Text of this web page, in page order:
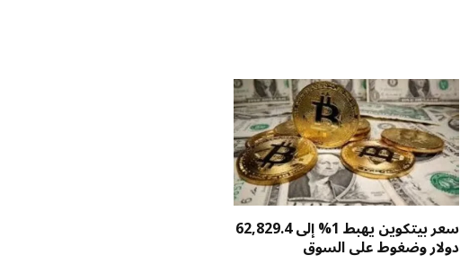
سعر بيتكوين يهبط 1% إلى 62,829.4
دولار وضغوط على السوق